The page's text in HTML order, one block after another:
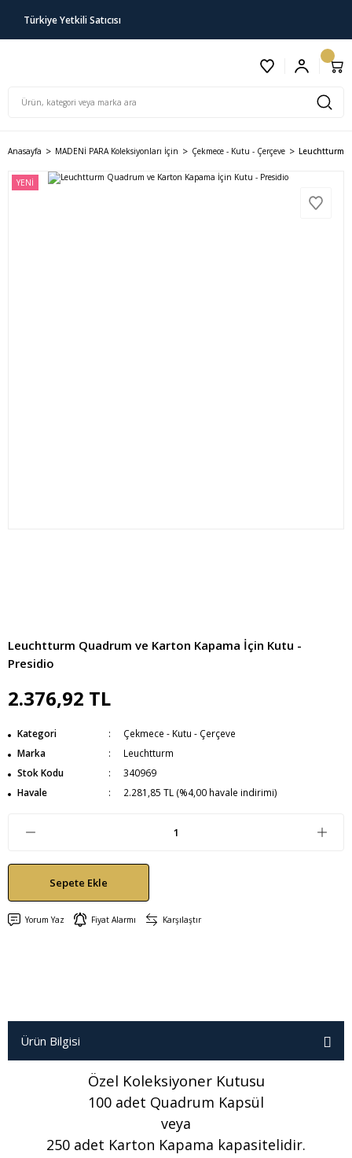
Türkiye Yetkili Satıcısı
Anasayfa MADENİ PARA Koleksiyonları İçin Çekmece - Kutu - Çerçeve Leuchtturm
YENİ
Leuchtturm Quadrum ve Karton Kapama İçin Kutu -
Presidio
2.376,92 TL
Kategori
Çekmece - Kutu - Çerçeve
Marka
Leuchtturm
Stok Kodu
340969
Havale
2.281,85 TL (%4,00 havale indirimi)
Sepete Ekle
Yorum Yaz Fiyat Alarmı Karşılaştır
Ürün Bilgisi
Özel Koleksiyoner Kutusu
100 adet Quadrum Kapsül
veya
250 adet Karton Kapama kapasitelidir.